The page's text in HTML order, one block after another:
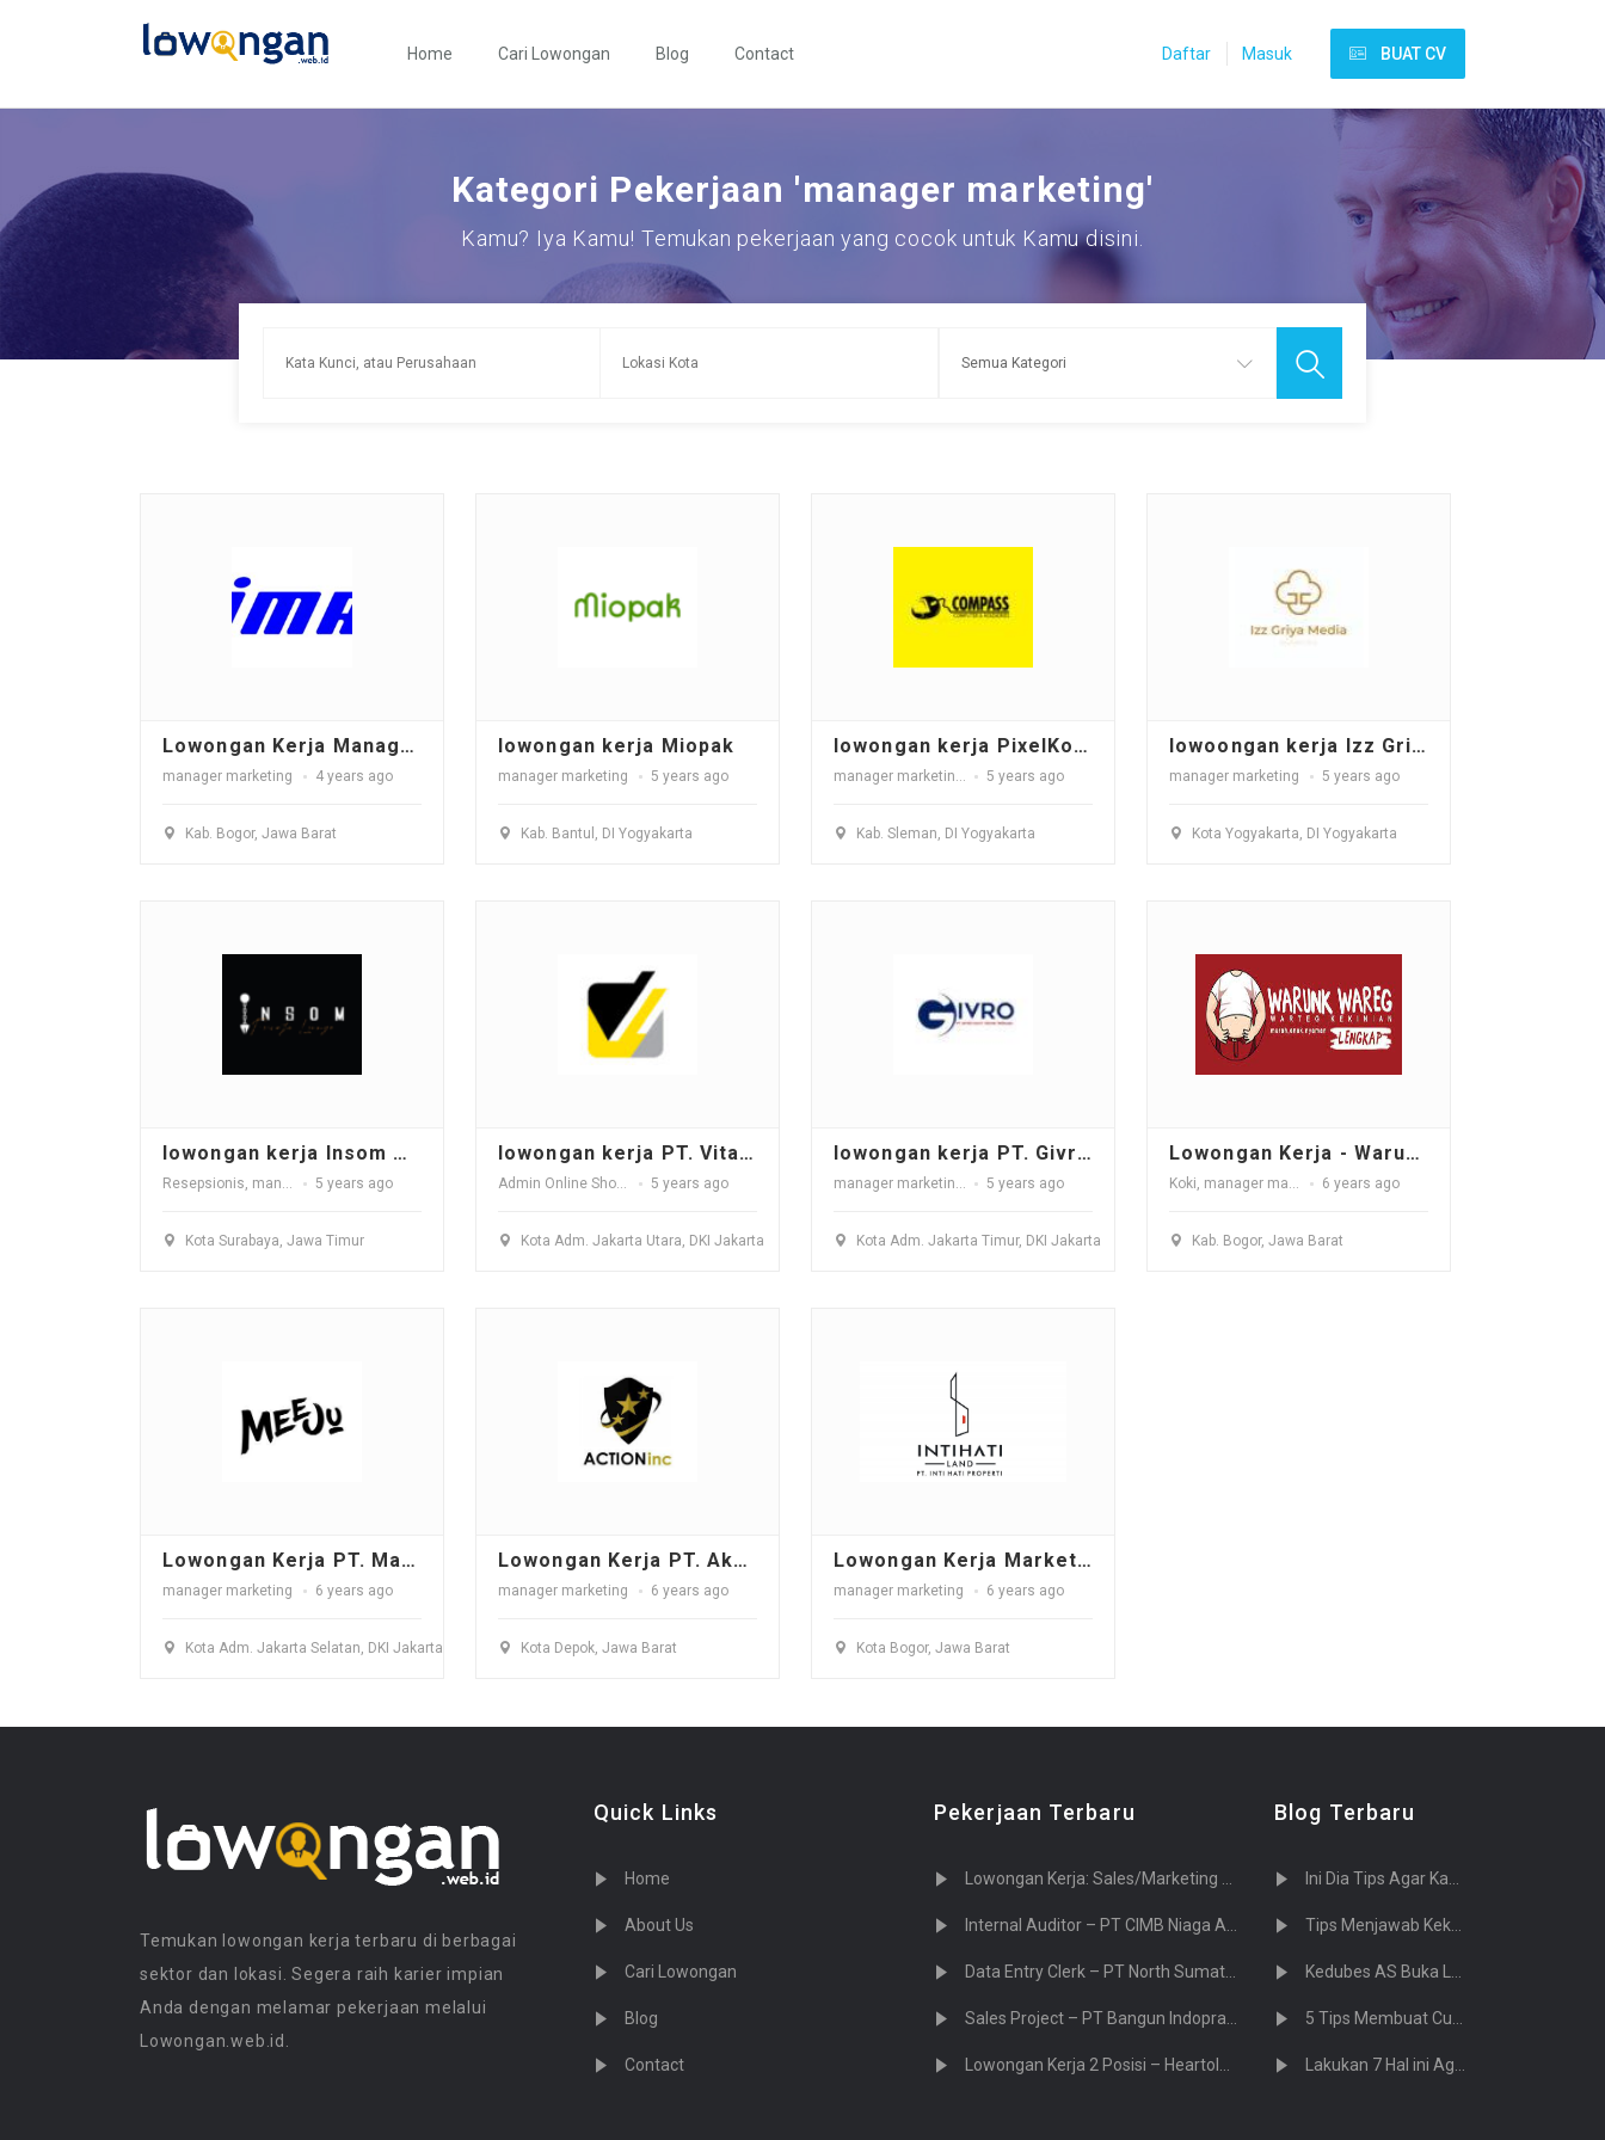
Home Cari Lowongan Blog Contact Daftar Masuk BUAT CV
Kategori Pekerjaan 'manager marketing'
Kamu? Iya Kamu! Temukan pekerjaan yang cocok untuk Kamu disini.
Lowongan Kerja Manager Marketing
manager marketing 4 years ago
Kab. Bogor, Jawa Barat
lowongan kerja Miopak
manager marketing 5 years ago
Kab. Bantul, DI Yogyakarta
lowongan kerja PixelKomp (Compas II Toko Komputer)
manager marketing, sales
5 years ago
Kab. Sleman, DI Yogyakarta
lowoongan kerja Izz Griya Media Nusantara
manager marketing 5 years ago
Kota Yogyakarta, DI Yogyakarta
lowongan kerja Insom Private Lounge
Resepsionis, manager marketing ,Sales Marketing ,supervisor
5 years ago
Kota Surabaya, Jawa Timur
lowongan kerja PT. Vita Corporindo
Admin Online Shop, manager marketing vidiografher,fotografher
5 years ago
Kota Adm. Jakarta Utara, DKI Jakarta
lowongan kerja PT. Givro Multi Teknik Perkasa
manager marketing, pelayan toko
5 years ago
Kota Adm. Jakarta Timur, DKI Jakarta
Lowongan Kerja - Warunk Wareg
Koki, manager marketing ,Accounting
6 years ago
Kab. Bogor, Jawa Barat
Lowongan Kerja PT. Makanan Olahan Keju
manager marketing 6 years ago
Kota Adm. Jakarta Selatan, DKI Jakarta
Lowongan Kerja PT. Aksitama Visi Indovara (Action Inc.)
manager marketing 6 years ago
Kota Depok, Jawa Barat
Lowongan Kerja Marketing Manager - PT INTI HATI PROPERTI
manager marketing 6 years ago
Kota Bogor, Jawa Barat
Temukan lowongan kerja terbaru di berbagai
sektor dan lokasi. Segera raih karier impian
Anda dengan melamar pekerjaan melalui
Lowongan.web.id.
Quick Links
Home
About Us
Cari Lowongan
Blog
Contact
Pekerjaan Terbaru
Lowongan Kerja: Sales/Marketing PT. Tujuh Cahaya Teknologi (Sevenlight.ID)
Internal Auditor – PT CIMB Niaga Auto Finance
Data Entry Clerk – PT North Sumatera Hydro Energy
Sales Project – PT Bangun Indopralon Sukses
Lowongan Kerja 2 Posisi – Heartology Cardiovascular Hospital
Blog Terbaru
Ini Dia Tips Agar Kamu Diterima Saat Melamar Kerja
Tips Menjawab Kekurangan dan Kelebihan saat Interview
Kedubes AS Buka Lowongan Kerja di Jakarta! Gajinya Rp 341 Juta
5 Tips Membuat Curriculum Vitae yang Menarik Perusahaan
Lakukan 7 Hal ini Agar Sukses di Hari Pertama Kerja